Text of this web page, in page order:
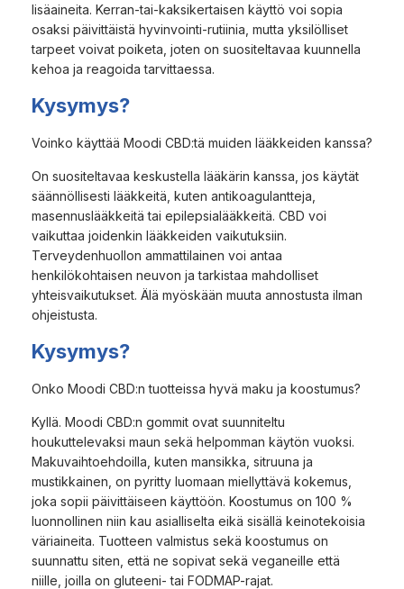
lisäaineita. Kerran-tai-kaksikertaisen käyttö voi sopia
osaksi päivittäistä hyvinvointi-rutiinia, mutta yksilölliset
tarpeet voivat poiketa, joten on suositeltavaa kuunnella
kehoa ja reagoida tarvittaessa.
Kysymys?
Voinko käyttää Moodi CBD:tä muiden lääkkeiden kanssa?
On suositeltavaa keskustella lääkärin kanssa, jos käytät
säännöllisesti lääkkeitä, kuten antikoagulantteja,
masennuslääkkeitä tai epilepsialääkkeitä. CBD voi
vaikuttaa joidenkin lääkkeiden vaikutuksiin.
Terveydenhuollon ammattilainen voi antaa
henkilökohtaisen neuvon ja tarkistaa mahdolliset
yhteisvaikutukset. Älä myöskään muuta annostusta ilman
ohjeistusta.
Kysymys?
Onko Moodi CBD:n tuotteissa hyvä maku ja koostumus?
Kyllä. Moodi CBD:n gommit ovat suunniteltu
houkuttelevaksi maun sekä helpomman käytön vuoksi.
Makuvaihtoehdoilla, kuten mansikka, sitruuna ja
mustikkainen, on pyritty luomaan miellyttävä kokemus,
joka sopii päivittäiseen käyttöön. Koostumus on 100 %
luonnollinen niin kau asialliselta eikä sisällä keinotekoisia
väriaineita. Tuotteen valmistus sekä koostumus on
suunnattu siten, että ne sopivat sekä veganeille että
niille, joilla on gluteeni- tai FODMAP-rajat.